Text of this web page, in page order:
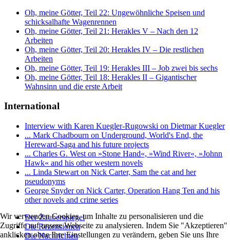
Oh, meine Götter, Teil 22: Ungewöhnliche Speisen und
schicksalhafte Wagenrennen
Oh, meine Götter, Teil 21: Herakles V – Nach den 12
Arbeiten
Oh, meine Götter, Teil 20: Herakles IV – Die restlichen
Arbeiten
Oh, meine Götter, Teil 19: Herakles III – Job zwei bis sechs
Oh, meine Götter, Teil 18: Herakles II – Gigantischer
Wahnsinn und die erste Arbeit
International
Interview with Karen Kuegler-Rugowski on Dietmar Kuegler
... Mark Chadbourn on Underground, World's End, the
Hereward-Saga and his future projects
... Charles G. West on »Stone Hand«, »Wind River«, »Johnn
Hawk« and his other western novels
... Linda Stewart on Nick Carter, Sam the cat and her
pseudonyms
George Snyder on Nick Carter, Operation Hang Ten and his
other novels and crime series
Der Zauberspiegel
Die Rezensionen
Die Nachrichten
Wir verwenden Cookies, um Inhalte zu personalisieren und die
Zugriffe auf unsere Webseite zu analysieren. Indem Sie "Akzeptieren"
anklicken ohne Ihre Einstellungen zu verändern, geben Sie uns Ihre